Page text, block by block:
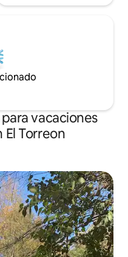
vacaciones
Torreon